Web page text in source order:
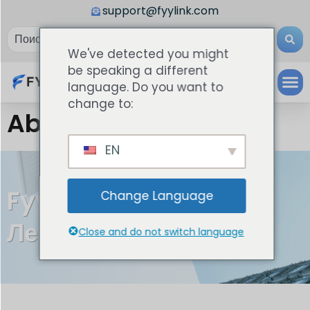
support@fyylink.com
About FyyLink
Fyylink - Ссылка На
Летающую Сеть
We've detected you might
be speaking a different
language. Do you want to
change to:
EN
Change Language
Close and do not switch language